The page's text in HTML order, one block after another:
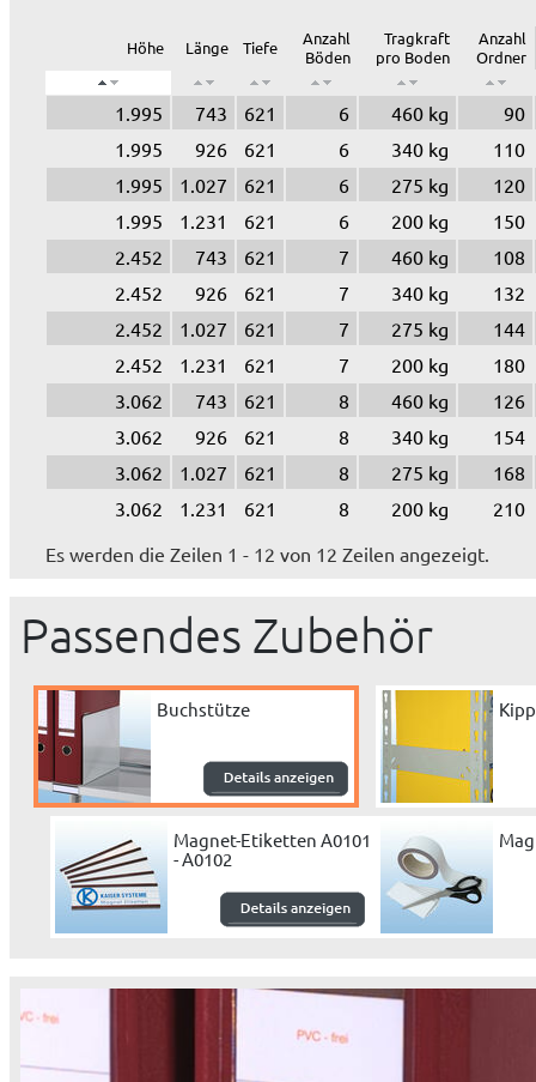
Höhe Länge Tiefe
Anzahl
Böden
Tragkraft
pro Boden
Anzahl
Ordner
1.995 743 621 6 460 kg
90
1.995
926 621 6 340 kg
110
1.995
1.027 621 6 275 kg
120
1.995
1.231 621 6 200 kg
150
2.452
743 621 7 460 kg
108
2.452
926 621 7 340 kg
132
2.452
1.027 621 7 275 kg
144
2.452
1.231 621 7 200 kg
180
3.062
743 621 8 460 kg
126
3.062
926 621 8 340 kg
154
3.062
1.027 621 8 275 kg
168
3.062
1.231 621 8 200 kg
210
Es werden die Zeilen 1 - 12 von 12 Zeilen angezeigt.
Passendes Zubehör
Buchstütze
Magnet-Etiketten A0101
- A0102